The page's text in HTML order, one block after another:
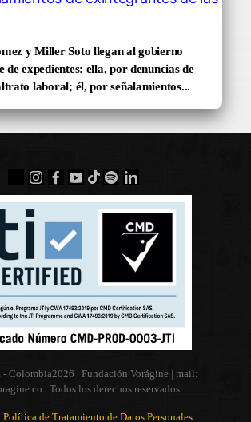
y Miller Soto llegan al gobierno
de expedientes: ella, por denuncias de
laboral; él, por señalamientos...
Colombia2026 | Fundación Vorágine | mail:
| Todos los derechos reservados
Política de Tratamiento de Datos Personales